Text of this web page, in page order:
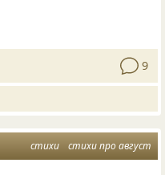
9
стихи стихи про август